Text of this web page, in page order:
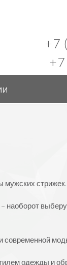
+7
мужских стрижек.
современной
одежды и